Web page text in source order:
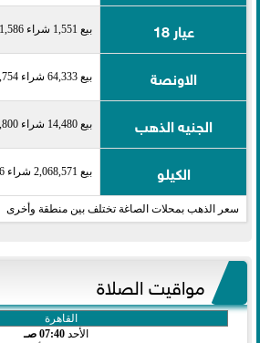
عيار 18 بيع 1,551 شراء 1,586
الاونصة بيع 64,333 شراء 65,754
الجنيه الذهب بيع 14,480 شراء 14,800
الكيلو بيع 2,068,571 شراء 2,114,286
سعر الذهب بمحلات الصاغة تختلف بين منطقة وأخرى
مواقيت الصلاة
الأحد07:40 صـ